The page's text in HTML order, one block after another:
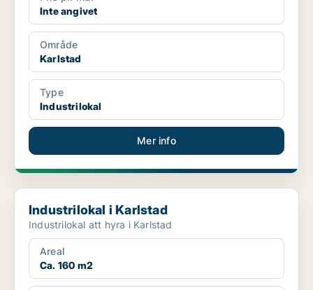
Inte angivet
Område
Karlstad
Type
Industrilokal
Mer info
Industrilokal i Karlstad
Industrilokal i Karlstad
Industrilokal att hyra i Karlstad
Areal
Ca. 160 m2